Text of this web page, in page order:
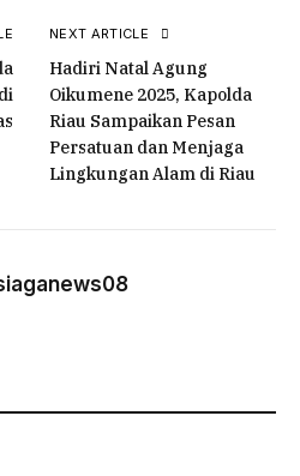
NEXT ARTICLE
Hadiri Natal Agung
Oikumene 2025, Kapolda
Riau Sampaikan Pesan
Persatuan dan Menjaga
Lingkungan Alam di Riau